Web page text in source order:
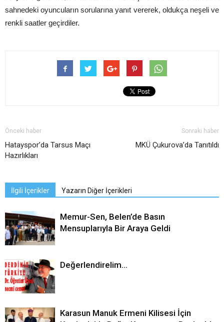
sahnedeki oyuncuların sorularına yanıt vererek, oldukça neşeli ve
renkli saatler geçirdiler.
Önceki haber
Hatayspor’da Tarsus Maçı
Hazırlıkları
Sonraki haber
MKÜ Çukurova’da Tanıtıldı
İlgili İçerikler Yazarın Diğer İçerikleri
Memur-Sen, Belen’de Basın
Mensuplarıyla Bir Araya Geldi
Değerlendirelim…
Karasun Manuk Ermeni Kilisesi İçin